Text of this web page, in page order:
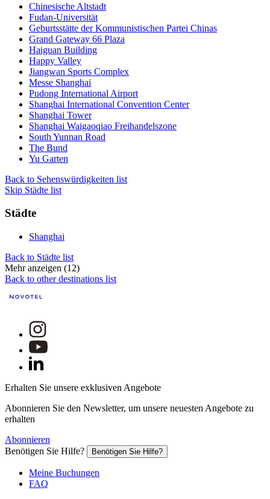
Chinesische Altstadt
Fudan-Universität
Geburtsstätte der Kommunistischen Partei Chinas
Grand Gateway 66 Plaza
Haiguan Building
Happy Valley
Jiangwan Sports Complex
Messe Shanghai
Pudong International Airport
Shanghai International Convention Center
Shanghai Tower
Shanghai Waigaoqiao Freihandelszone
South Yunnan Road
The Bund
Yu Garten
Back to Sehenswürdigkeiten list
Skip Städte list
Städte
Shanghai
Back to Städte list
Mehr anzeigen (12)
Back to other destinations list
Erhalten Sie unsere exklusiven Angebote
Abonnieren Sie den Newsletter, um unsere neuesten Angebote zu
erhalten
Abonnieren
Benötigen Sie Hilfe?
Benötigen Sie Hilfe?
Meine Buchungen
FAQ